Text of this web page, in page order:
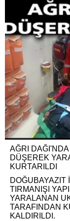
AĞRI
DÜŞEREK
KURTARILDI
DOĞUBAYAZIT
TIRMANIŞI
YARALANAN
TARAFINDAN
KALDIRILDI.